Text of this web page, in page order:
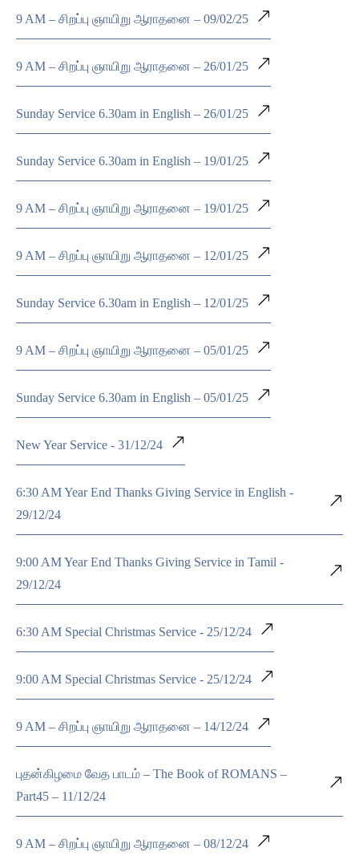
9 AM – சிறப்பு ஞாயிறு ஆராதனை – 09/02/25
9 AM – சிறப்பு ஞாயிறு ஆராதனை – 26/01/25
Sunday Service 6.30am in English – 26/01/25
Sunday Service 6.30am in English – 19/01/25
9 AM – சிறப்பு ஞாயிறு ஆராதனை – 19/01/25
9 AM – சிறப்பு ஞாயிறு ஆராதனை – 12/01/25
Sunday Service 6.30am in English – 12/01/25
9 AM – சிறப்பு ஞாயிறு ஆராதனை – 05/01/25
Sunday Service 6.30am in English – 05/01/25
New Year Service - 31/12/24
6:30 AM Year End Thanks Giving Service in English -
29/12/24
9:00 AM Year End Thanks Giving Service in Tamil -
29/12/24
6:30 AM Special Christmas Service - 25/12/24
9:00 AM Special Christmas Service - 25/12/24
9 AM – சிறப்பு ஞாயிறு ஆராதனை – 14/12/24
புதன்கிழமை வேத பாடம் – The Book of ROMANS –
Part45 – 11/12/24
9 AM – சிறப்பு ஞாயிறு ஆராதனை – 08/12/24